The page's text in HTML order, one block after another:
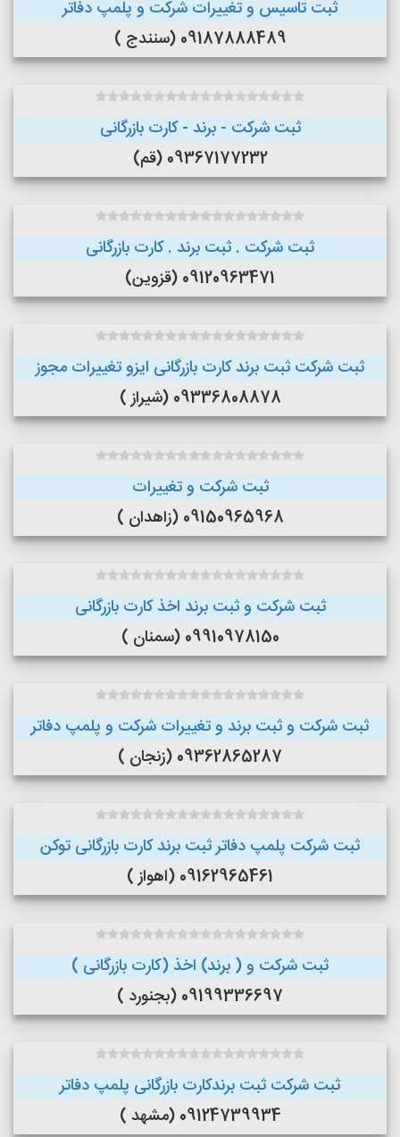
ثبت تاسیس و تغییرات شرکت و پلمپ دفاتر
09187888489 (سنندج )
ثبت شرکت - برند - کارت بازرگانی
09367177232 (قم)
ثبت شرکت . ثبت برند . کارت بازرگانی
09120963471 (قزوین)
ثبت شرکت ثبت برند کارت بازرگانی ایزو تغییرات مجوز
09336808878 (شیراز )
ثبت شرکت و تغییرات
09150965968 (زاهدان )
ثبت شرکت و ثبت برند اخذ کارت بازرگانی
09910978150 (سمنان )
ثبت شرکت و ثبت برند و تغییرات شرکت و پلمپ دفاتر
09362865287 (زنجان )
ثبت شرکت پلمپ دفاتر ثبت برند کارت بازرگانی توکن
09162965461 (اهواز )
ثبت شرکت و ( برند) اخذ (کارت بازرگانی )
09199336697 (بجنورد )
ثبت شرکت ثبت برندکارت بازرگانی پلمپ دفاتر
09124739934 (مشهد )